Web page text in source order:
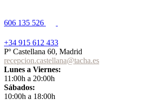
606 135 526
+34 915 612 433
Pº Castellana 60, Madrid
recepcion.castellana@tacha.es
Lunes a Viernes:
11:00h a 20:00h
Sábados:
10:00h a 18:00h